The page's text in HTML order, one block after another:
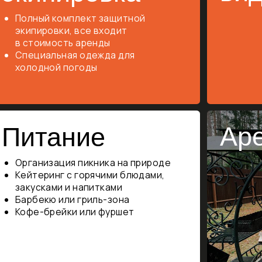
пикника на природе
с горячими блюдами,
и напитками
или гриль-зона
брейки или фуршет
Уютные
и ведущие для
конкурсы и командные игры
сопровождение
Украшение
(например,
Фирменная